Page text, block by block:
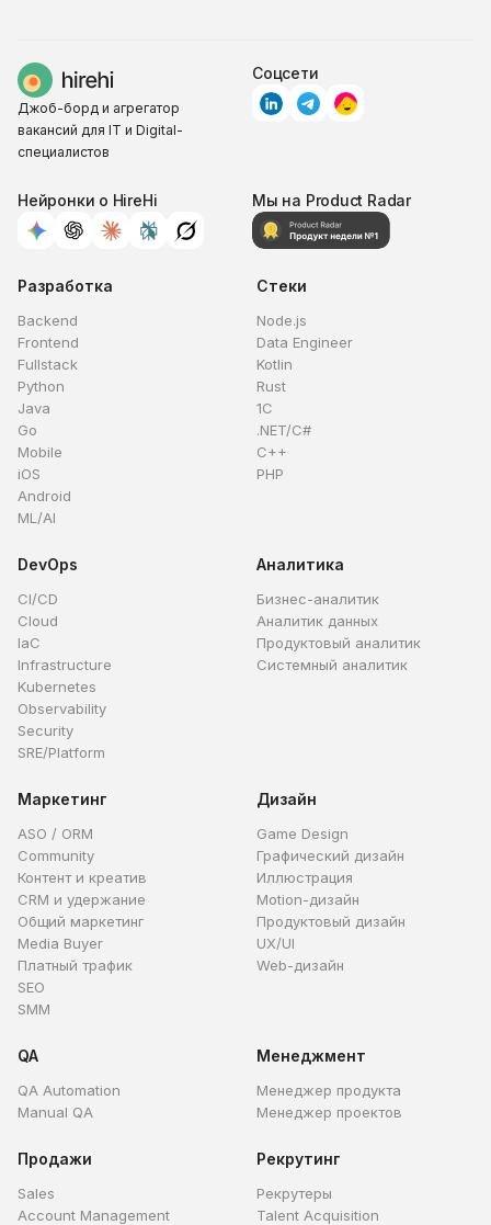
Джоб-борд и агрегатор
вакансий для IT и Digital-
специалистов
Соцсети
Нейронки о HireHi Мы на Product Radar
Разработка
Backend
Frontend
Fullstack
Python
Java
Go
Mobile
iOS
Android
ML/AI
Стеки
Node.js
Data Engineer
Kotlin
Rust
1C
.NET/C#
C++
PHP
DevOps
CI/CD
Cloud
IaC
Infrastructure
Kubernetes
Observability
Security
SRE/Platform
Аналитика
Бизнес-аналитик
Аналитик данных
Продуктовый аналитик
Системный аналитик
Маркетинг
ASO / ORM
Community
Контент и креатив
CRM и удержание
Общий маркетинг
Media Buyer
Платный трафик
SEO
SMM
Дизайн
Game Design
Графический дизайн
Иллюстрация
Motion-дизайн
Продуктовый дизайн
UX/UI
Web-дизайн
QA
QA Automation
Manual QA
Менеджмент
Менеджер продукта
Менеджер проектов
Продажи
Sales
Account Management
Рекрутинг
Рекрутеры
Talent Acquisition